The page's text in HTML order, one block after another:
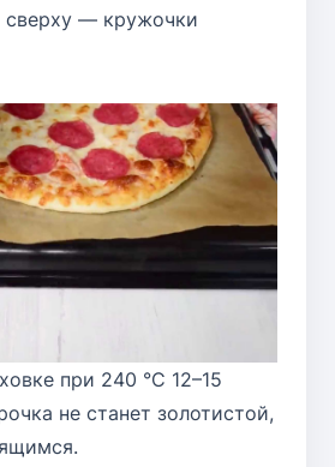
сверху — кружочки
при 240 °C 12–15
не станет золотистой,